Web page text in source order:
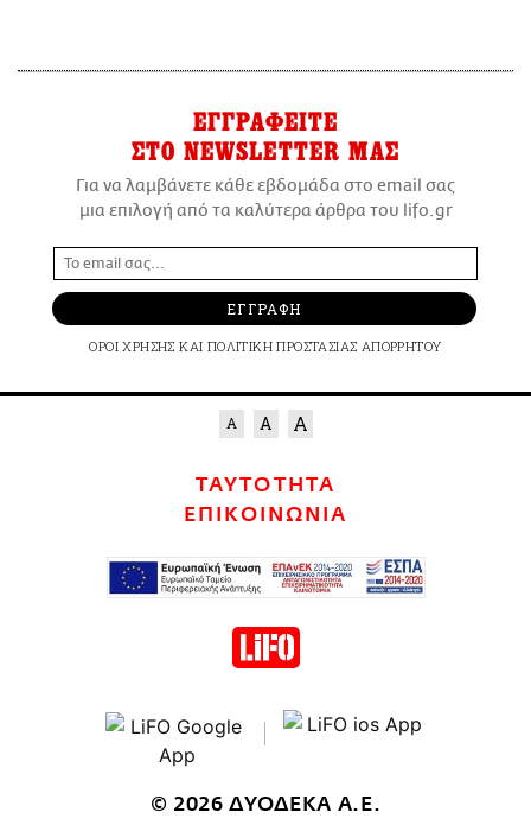
ΕΓΓΡΑΦΕΙΤΕ
ΣΤΟ NEWSLETTER ΜΑΣ
Για να λαμβάνετε κάθε εβδομάδα στο email σας
μια επιλογή από τα καλύτερα άρθρα του lifo.gr
ΕΓΓΡΑΦΗ
ΟΡΟΙ ΧΡΗΣΗΣ ΚΑΙ ΠΟΛΙΤΙΚΗ ΠΡΟΣΤΑΣΙΑΣ ΑΠΟΡΡΗΤΟΥ
ΤΑΥΤΟΤΗΤΑ
ΕΠΙΚΟΙΝΩΝΙΑ
© 2026 ΔΥΟΔΕΚΑ Α.Ε.